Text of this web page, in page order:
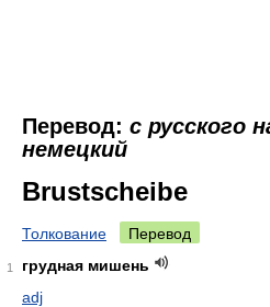
Перевод: с русского
немецкий
Brustscheibe
Толкование Перевод
1
грудная мишень
adj